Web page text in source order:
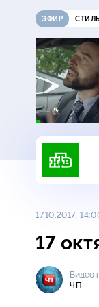
ЭФИР СТИЛЬ
12:00
Жди меня
17.10.2017,
17
Видео
ЧП